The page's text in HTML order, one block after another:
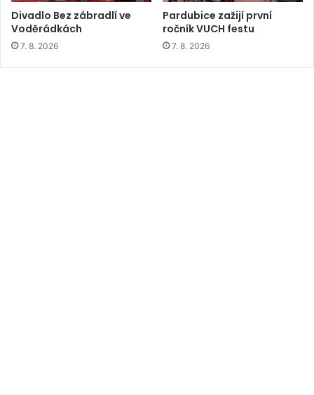
Divadlo Bez zábradlí ve
Voděrádkách
7. 8. 2026
Pardubice zažijí první
ročník VUCH festu
7. 8. 2026